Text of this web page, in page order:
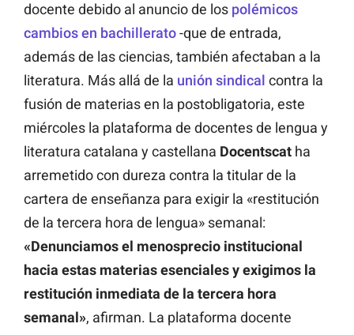
docente debido al anuncio de los polémicos
cambios en bachillerato-que de entrada,
además de las ciencias, también afectaban a la
literatura. Más allá de la unión sindical contra la
fusión de materias en la postobligatoria, este
miércoles la plataforma de docentes de lengua y
literatura catalana y castellana Docentscat ha
arremetido con dureza contra la titular de la
cartera de enseñanza para exigir la «restitución
de la tercera hora de lengua» semanal:
«Denunciamos el menosprecio institucional
hacia estas materias esenciales y exigimos la
restitución inmediata de la tercera hora
semanal», afirman. La plataforma docente